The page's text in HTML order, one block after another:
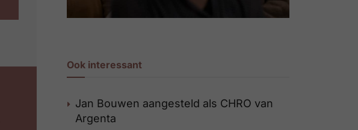
Ook interessant
Jan Bouwen aangesteld als CHRO van
Argenta